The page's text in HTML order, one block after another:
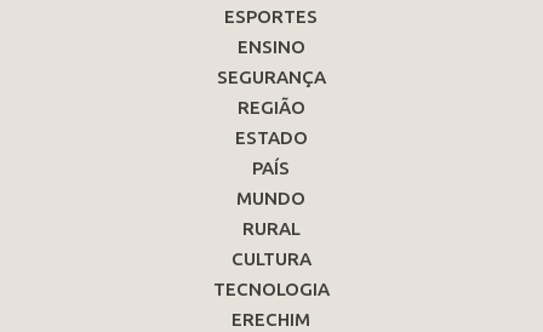
ESPORTES
ENSINO
SEGURANÇA
REGIÃO
ESTADO
PAÍS
MUNDO
RURAL
CULTURA
TECNOLOGIA
ERECHIM